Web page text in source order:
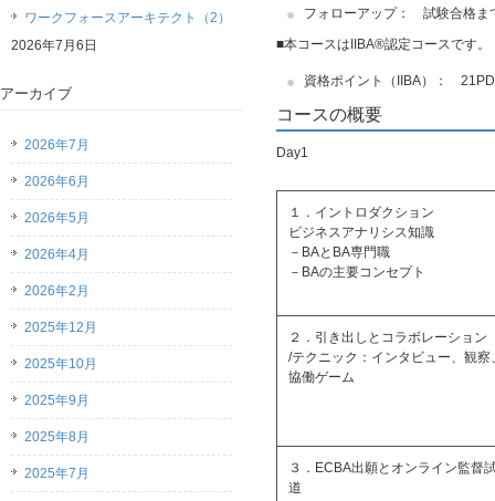
フォローアップ： 試験合格ま
■本コースはIIBA®認定コースです。
資格ポイント（IIBA）：
コースの概要
Day1
１．イントロダクション
ビジネスアナリシス知識
－BAとBA専門職
－BAの主要コンセプト
２．引き出しとコラボレーション
/テクニック：インタビュー、観察
協働ゲーム
３．ECBA出願とオンライン監督
道
ワークフォースアーキテクト（2）
2026年7月6日
アーカイブ
2026年7月
2026年6月
2026年5月
2026年4月
2026年2月
2025年12月
2025年10月
2025年9月
2025年8月
2025年7月